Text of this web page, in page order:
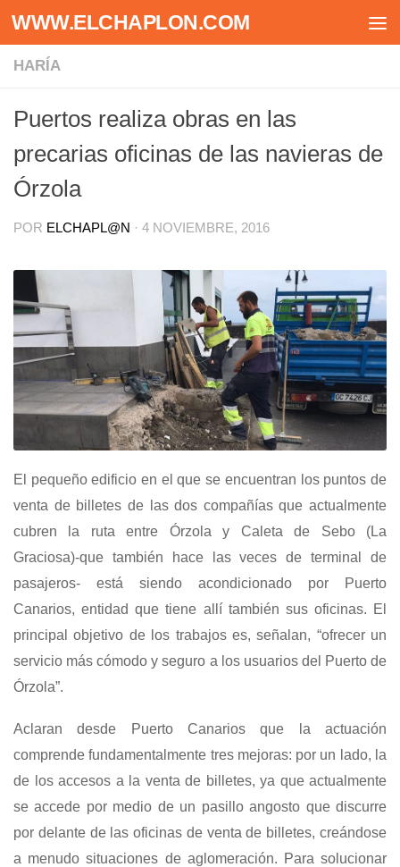
Saltar al contenido
WWW.ELCHAPLON.COM
HARÍA
Puertos realiza obras en las
precarias oficinas de las navieras de
Órzola
POR ELCHAPL@N · 4 NOVIEMBRE, 2016
El pequeño edificio en el que se encuentran los puntos de
venta de billetes de las dos compañías que actualmente
cubren la ruta entre Órzola y Caleta de Sebo (La
Graciosa)-que también hace las veces de terminal de
pasajeros- está siendo acondicionado por Puerto
Canarios, entidad que tiene allí también sus oficinas. El
principal objetivo de los trabajos es, señalan, “ofrecer un
servicio más cómodo y seguro a los usuarios del Puerto de
Órzola”.
Aclaran desde Puerto Canarios que la actuación
comprende fundamentalmente tres mejoras: por un lado, la
de los accesos a la venta de billetes, ya que actualmente
se accede por medio de un pasillo angosto que discurre
por delante de las oficinas de venta de billetes, creándose
a menudo situaciones de aglomeración. Para solucionar